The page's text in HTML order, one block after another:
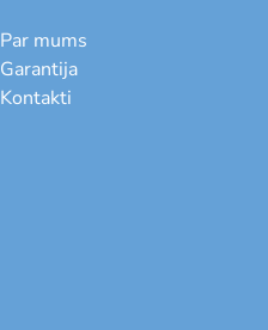
Par mums
Garantija
Kontakti